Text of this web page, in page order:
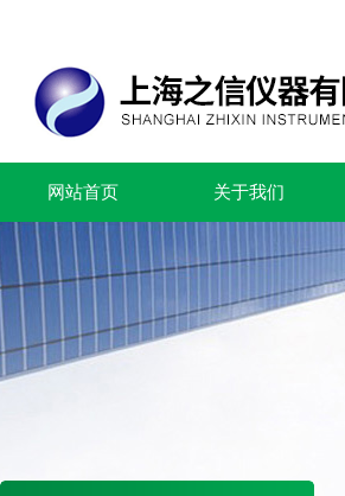
网站首页 关于我们